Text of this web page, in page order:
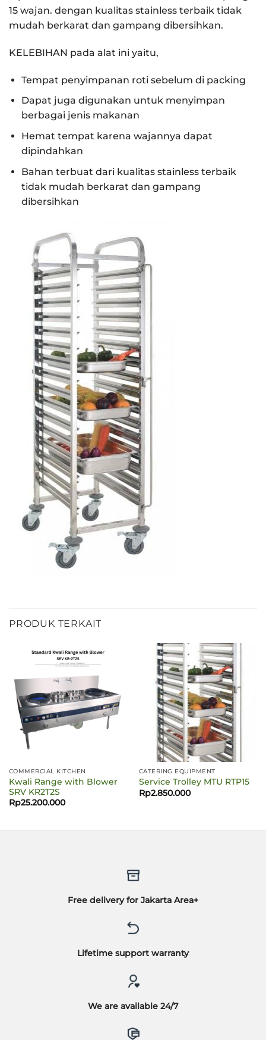
15 wajan. dengan kualitas stainless terbaik tidak
mudah berkarat dan gampang dibersihkan.
KELEBIHAN pada alat ini yaitu,
Tempat penyimpanan roti sebelum di packing
Dapat juga digunakan untuk menyimpan
berbagai jenis makanan
Hemat tempat karena wajannya dapat
dipindahkan
Bahan terbuat dari kualitas stainless terbaik
tidak mudah berkarat dan gampang
dibersihkan
PRODUK TERKAIT
COMMERCIAL KITCHEN
Kwali Range with Blower
SRV KR2T2S
Rp25.200.000
CATERING EQUIPMENT
Service Trolley MTU RTP15
Rp2.850.000
Free delivery for Jakarta Area+
Lifetime support warranty
We are available 24/7